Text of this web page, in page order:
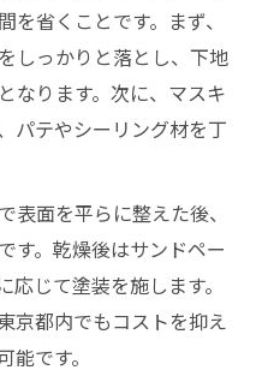
省くことです。まず、
しっかりと落とし、下地
なります。次に、マスキ
パテやシーリング材を丁
表面を平らに整えた後、
す。乾燥後はサンドペー
じて塗装を施します。
京都内でもコストを抑え
です。